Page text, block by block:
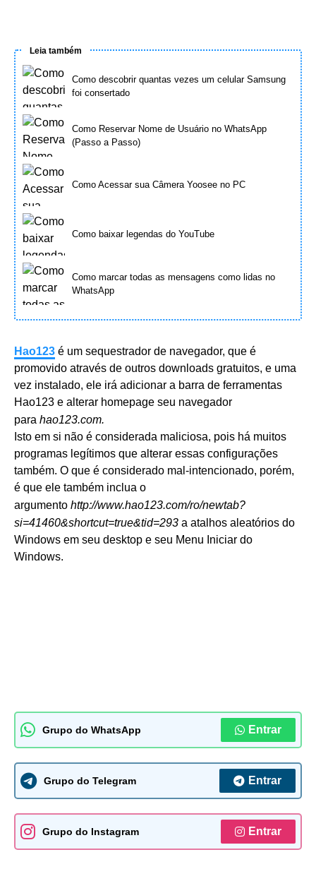
Leia também
Como descobrir quantas vezes um celular Samsung
foi consertado
Como Reservar Nome de Usuário no WhatsApp
(Passo a Passo)
Como Acessar sua Câmera Yoosee no PC
Como baixar legendas do YouTube
Como marcar todas as mensagens como lidas no
WhatsApp
Hao123 é um sequestrador de navegador, que é
promovido através de outros downloads gratuitos, e uma
vez instalado, ele irá adicionar a barra de ferramentas
Hao123 e alterar homepage seu navegador
para hao123.com.
Isto em si não é considerada maliciosa, pois há muitos
programas legítimos que alterar essas configurações
também. O que é considerado mal-intencionado, porém,
é que ele também inclua o
argumento http://www.hao123.com/ro/newtab?
si=41460&shortcut=true&tid=293 a atalhos aleatórios do
Windows em seu desktop e seu Menu Iniciar do
Windows.
Grupo do WhatsApp Entrar
Grupo do Telegram Entrar
Grupo do Instagram Entrar